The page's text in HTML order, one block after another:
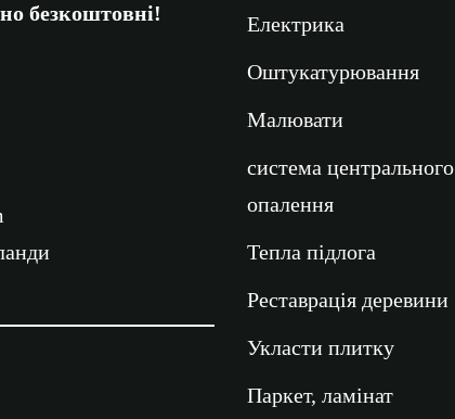
безкоштовні!
Електрика
Оштукатурювання
Малювати
система центрального
опалення
Тепла підлога
Реставрація деревини
Укласти плитку
Паркет, ламінат